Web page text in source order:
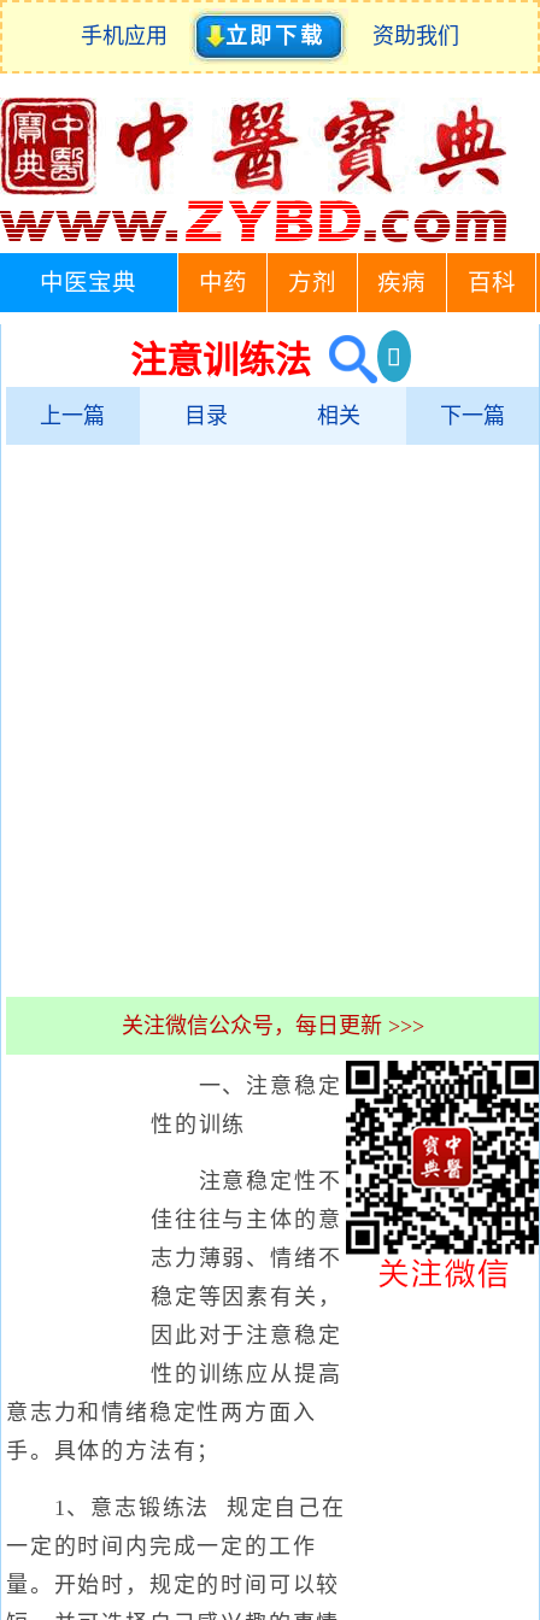
手机应用 立即下载 资助我们
中医宝典 中药 方剂 疾病 百科
注意训练法
上一篇 目录 相关 下一篇
关注微信公众号，每日更新 >>>
一、注意稳定
性的训练
注意稳定性不
佳往往与主体的意
志力薄弱、情绪不
稳定等因素有关，
因此对于注意稳定
性的训练应从提高
意志力和情绪稳定性两方面入
手。具体的方法有；
1、意志锻练法 规定自己在
一定的时间内完成一定的工作
量。开始时，规定的时间可以较